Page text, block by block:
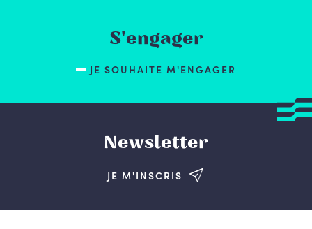
S'engager
JE SOUHAITE M'ENGAGER
Newsletter
JE M'INSCRIS